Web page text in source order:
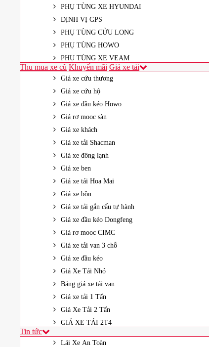
PHỤ TÙNG XE HYUNDAI
ĐỊNH VỊ GPS
PHỤ TÙNG CỬU LONG
PHỤ TÙNG HOWO
PHỤ TÙNG XE VEAM
Thu mua xe cũ Khuyến mãi Giá xe tải
Giá xe cứu thương
Giá xe cứu hộ
Giá xe đầu kéo Howo
Giá rơ mooc sàn
Giá xe khách
Giá xe tải Shacman
Giá xe đông lạnh
Giá xe ben
Giá xe tải Hoa Mai
Giá xe bồn
Giá xe tải gắn cẩu tự hành
Giá xe đầu kéo Dongfeng
Giá rơ mooc CIMC
Giá xe tải van 3 chỗ
Giá xe đầu kéo
Giá Xe Tải Nhỏ
Bảng giá xe tải van
Giá xe tải 1 Tấn
Giá Xe Tải 2 Tấn
GIÁ XE TẢI 2T4
Tin tức
Lái Xe An Toàn